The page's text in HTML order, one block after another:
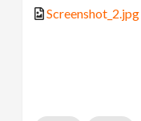
Screenshot_2.jpg